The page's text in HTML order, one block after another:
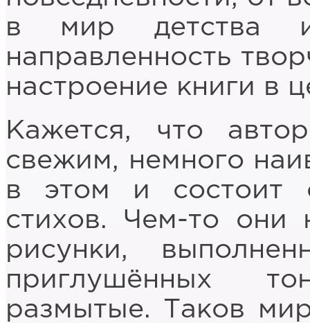
в мир детства и
направленность
настроение книги в
Кажется, что
свежим, немного
в этом и состоит
стихов. Чем-то они
рисунки,
приглушённых
размытые. Таков